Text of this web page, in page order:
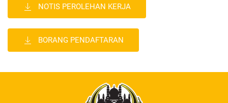
NOTIS PEROLEHAN KERJA
BORANG PENDAFTARAN